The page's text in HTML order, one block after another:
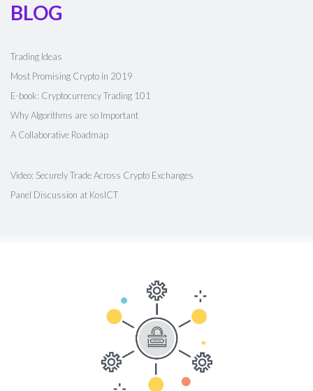
BLOG
Trading Ideas
Most Promising Crypto in 2019
E-book: Cryptocurrency Trading 101
Why Algorithms are so Important
A Collaborative Roadmap
Video: Securely Trade Across Crypto Exchanges
Panel Discussion at KosICT